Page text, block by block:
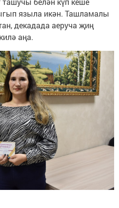
языла икән. Ташламалы
декадада аеруча җиң
аңа.